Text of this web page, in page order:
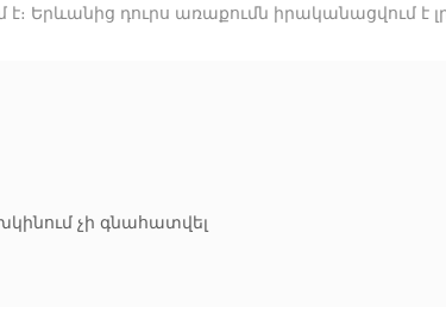
է։ Երևանից դուրս առաքումն իրականացվում է
չի գնահատվել